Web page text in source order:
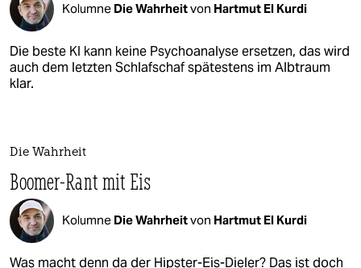
Kolumne Die Wahrheitvon Hartmut El Kurdi
Die beste KI kann keine Psychoanalyse ersetzen, das wird
auch dem letzten Schlafschaf spätestens im Albtraum
klar.
Die Wahrheit
Boomer-Rant mit Eis
Kolumne Die Wahrheitvon Hartmut El Kurdi
Was macht denn da der Hipster-Eis-Dieler? Das ist doch